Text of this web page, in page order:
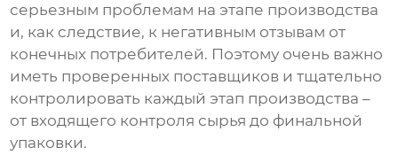
серьезным проблемам на этапе производства
и, как следствие, к негативным отзывам от
конечных потребителей. Поэтому очень важно
иметь проверенных поставщиков и тщательно
контролировать каждый этап производства –
от входящего контроля сырья до финальной
упаковки.